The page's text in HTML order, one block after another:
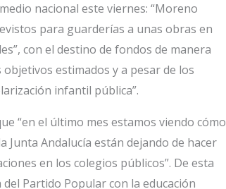
nacional este viernes: “Moreno
para guarderías a unas obras en
con el destino de fondos de manera
estimados y a pesar de los
infantil pública”.
“en el último mes estamos viendo cómo
Andalucía están dejando de hacer
en los colegios públicos”. De esta
Partido Popular con la educación